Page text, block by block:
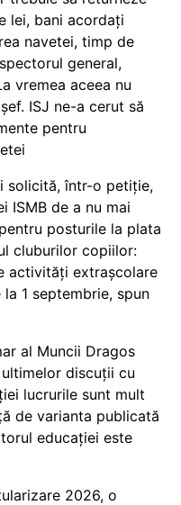
lei, bani acordați
navetei, timp de
general,
vremea aceea nu
ISJ ne-a cerut să
pentru
solicită, într-o petiție,
ISMB de a nu mai
posturile la plata
cluburilor copiilor:
activități extrașcolare
1 septembrie, spun
al Muncii Dragos
ultimelor discuții cu
lucrurile sunt mult
de varianta publicată
educației este
2026, o